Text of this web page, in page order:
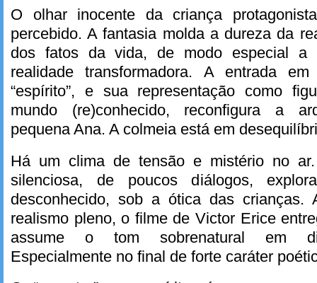
O olhar inocente da criança
percebido. A fantasia molda a dureza da
dos fatos da vida, de modo especial a
realidade transformadora. A entrada
“espírito”, e sua representação como
mundo (re)conhecido, reconfigura a
pequena Ana. A colmeia está em
Há um clima de tensão e mistério no
silenciosa, de poucos diálogos,
desconhecido, sob a ótica das
realismo pleno, o filme de Victor Erice
assume o tom sobrenatural em
Especialmente no final de forte caráter